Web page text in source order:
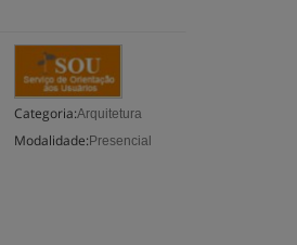
Categoria:Arquitetura
Modalidade: Presencial